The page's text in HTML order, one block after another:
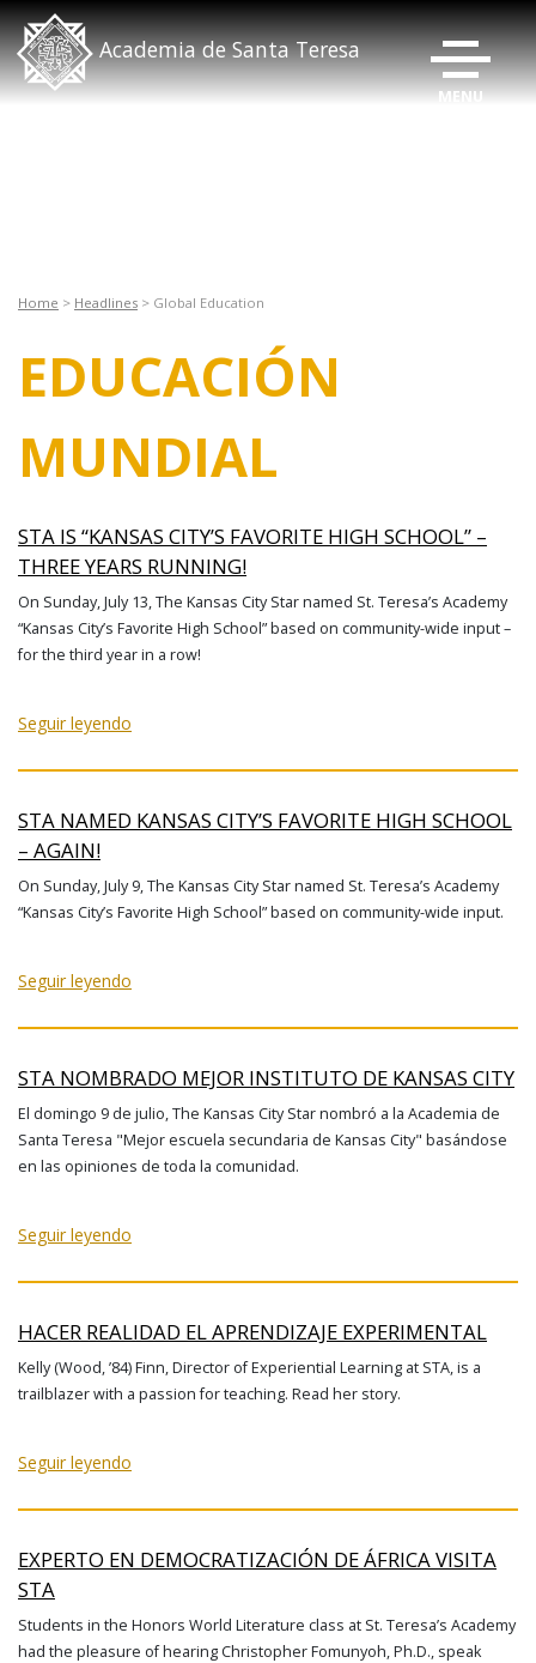
Academia de Santa Teresa
Home > Headlines > Global Education
EDUCACIÓN
MUNDIAL
STA IS “KANSAS CITY’S FAVORITE HIGH SCHOOL” –
THREE YEARS RUNNING!
On Sunday, July 13, The Kansas City Star named St. Teresa’s Academy
“Kansas City’s Favorite High School” based on community-wide input –
for the third year in a row!
Seguir leyendo
STA NAMED KANSAS CITY’S FAVORITE HIGH SCHOOL
– AGAIN!
On Sunday, July 9, The Kansas City Star named St. Teresa’s Academy
“Kansas City’s Favorite High School” based on community-wide input.
Seguir leyendo
STA NOMBRADO MEJOR INSTITUTO DE KANSAS CITY
El domingo 9 de julio, The Kansas City Star nombró a la Academia de
Santa Teresa "Mejor escuela secundaria de Kansas City" basándose
en las opiniones de toda la comunidad.
Seguir leyendo
HACER REALIDAD EL APRENDIZAJE EXPERIMENTAL
Kelly (Wood, ’84) Finn, Director of Experiential Learning at STA, is a
trailblazer with a passion for teaching. Read her story.
Seguir leyendo
EXPERTO EN DEMOCRATIZACIÓN DE ÁFRICA VISITA
STA
Students in the Honors World Literature class at St. Teresa’s Academy
had the pleasure of hearing Christopher Fomunyoh, Ph.D., speak